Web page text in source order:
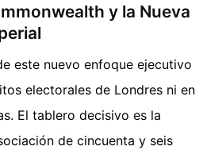
y la Nueva
este nuevo enfoque ejecutivo
electorales de Londres ni en
El tablero decisivo es la
de cincuenta y seis